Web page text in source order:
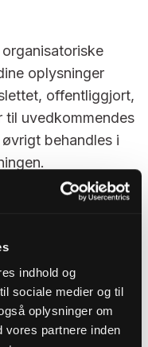
indhold og
sociale medier og til
oplysninger om
vores partnere inden
oplysninger
offentliggjort,
uvedkommendes
behandles i
betalinger samt
har efterspurgt,
nyhedsbrev.
til at
og indhold.